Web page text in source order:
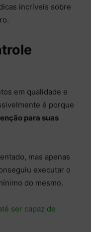
incríveis sobre
em qualidade e
é porque
para suas
mas apenas
executar o
do mesmo.
ser capaz de